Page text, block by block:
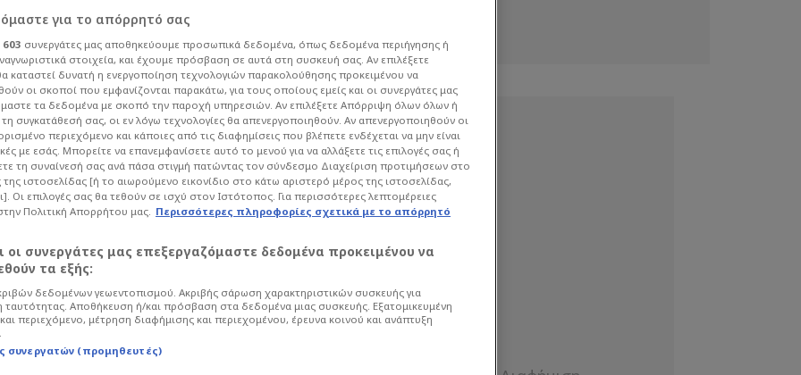
στον
του
ΕΡΤ
μπάσκετ, καθώς ο Παναθηναϊκός
προς τον ΕΣΑΚΕ, με αφορμή
κατά της ΕΡΤ.
για το απόρρητό σας
603 συνεργάτες μας αποθηκεύουμε προσωπικά δεδομένα, όπως δεδομένα περιήγησης ή
στοιχεία, και έχουμε πρόσβαση σε αυτά στη συσκευή σας. Αν επιλέξετε
καταστεί δυνατή η ενεργοποίηση τεχνολογιών παρακολούθησης προκειμένου να
οι σκοποί που εμφανίζονται παρακάτω, για τους οποίους εμείς και οι συνεργάτες μας
τα δεδομένα με σκοπό την παροχή υπηρεσιών. Αν επιλέξετε Απόρριψη όλων όλων ή
συγκατάθεσή σας, οι εν λόγω τεχνολογίες θα απενεργοποιηθούν. Αν απενεργοποιηθούν οι
περιεχόμενο και κάποιες από τις διαφημίσεις που βλέπετε ενδέχεται να μην είναι
με εσάς. Μπορείτε να επανεμφανίσετε αυτό το μενού για να αλλάξετε τις επιλογές σας ή
τη συναίνεσή σας ανά πάσα στιγμή πατώντας τον σύνδεσμο Διαχείριση προτιμήσεων στο
ιστοσελίδας [ή το αιωρούμενο εικονίδιο στο κάτω αριστερό μέρος της ιστοσελίδας,
Οι επιλογές σας θα τεθούν σε ισχύ στον Ιστότοπος. Για περισσότερες λεπτομέρειες
Πολιτική Απορρήτου μας. Περισσότερες πληροφορίες σχετικά με το απόρρητό
οι συνεργάτες μας επεξεργαζόμαστε δεδομένα προκειμένου να
τα εξής:
δεδομένων γεωεντοπισμού. Ακριβής σάρωση χαρακτηριστικών συσκευής για
ταυτότητας. Αποθήκευση ή/και πρόσβαση στα δεδομένα μιας συσκευής. Εξατομικευμένη
περιεχόμενο, μέτρηση διαφήμισης και περιεχομένου, έρευνα κοινού και ανάπτυξη
συνεργατών (προμηθευτές)